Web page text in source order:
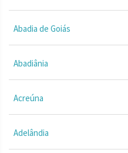
Abadia de Goiás
Abadiânia
Acreúna
Adelândia